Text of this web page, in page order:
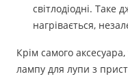
світлодіодні. Таке
нагрівається,
Крім самого
лампу для лупи з